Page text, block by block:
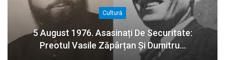
Cultură
5 August 1976. Asasinați De Securitate:
Preotul Vasile Zăpârțan Și Dumitru…